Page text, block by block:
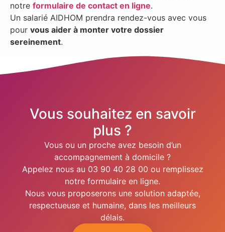
notre formulaire de contact en ligne.
Un salarié AIDHOM prendra rendez-vous avec vous
pour vous aider à monter votre dossier
sereinement.
Vous souhaitez en savoir
plus ?
Vous ou un proche avez besoin d’un
accompagnement à domicile ?
Appelez nous au 03 90 40 28 00 ou remplissez
notre formulaire en ligne.
Nous vous proposerons une solution adaptée,
respectueuse et humaine, dans les meilleurs
délais.